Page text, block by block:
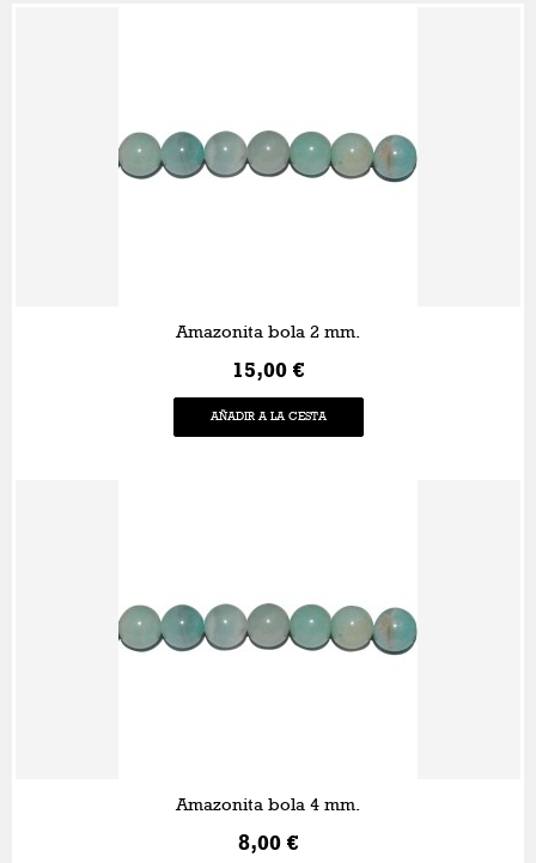
Amazonita bola 2 mm.
15,00 €
AÑADIR A LA CESTA
Amazonita bola 4 mm.
8,00 €